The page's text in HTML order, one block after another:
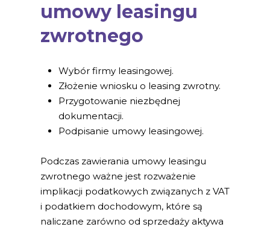
umowy leasingu
zwrotnego
Wybór firmy leasingowej.
Złożenie wniosku o leasing zwrotny.
Przygotowanie niezbędnej
dokumentacji.
Podpisanie umowy leasingowej.
Podczas zawierania umowy leasingu
zwrotnego ważne jest rozważenie
implikacji podatkowych związanych z VAT
i podatkiem dochodowym, które są
naliczane zarówno od sprzedaży aktywa